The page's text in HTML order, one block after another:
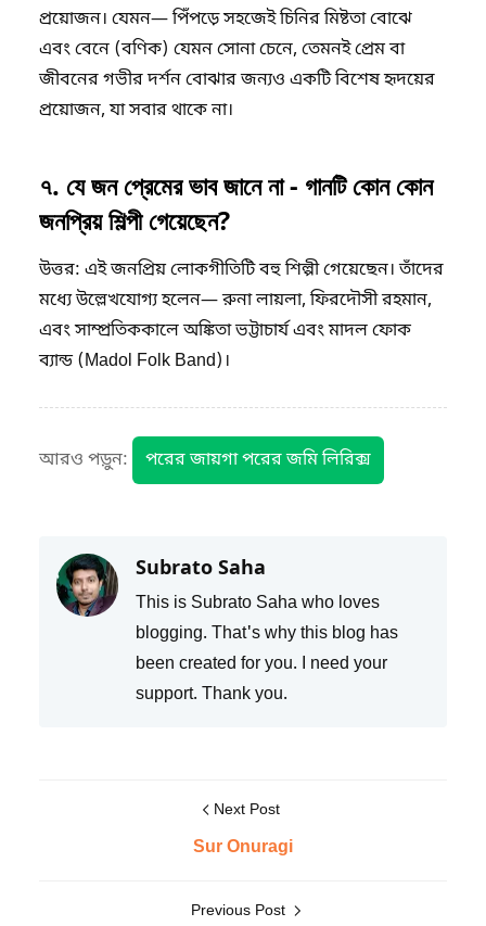
প্রয়োজন। যেমন— পিঁপড়ে সহজেই চিনির মিষ্টতা বোঝে
এবং বেনে (বণিক) যেমন সোনা চেনে, তেমনই প্রেম বা
জীবনের গভীর দর্শন বোঝার জন্যও একটি বিশেষ হৃদয়ের
প্রয়োজন, যা সবার থাকে না।
​৭. যে জন প্রেমের ভাব জানে না - গানটি কোন কোন
জনপ্রিয় শিল্পী গেয়েছেন?
​উত্তর: এই জনপ্রিয় লোকগীতিটি বহু শিল্পী গেয়েছেন। তাঁদের
মধ্যে উল্লেখযোগ্য হলেন— রুনা লায়লা, ফিরদৌসী রহমান,
এবং সাম্প্রতিককালে অঙ্কিতা ভট্টাচার্য এবং মাদল ফোক
ব্যান্ড (Madol Folk Band)।
আরও পড়ুন: পরের জায়গা পরের জমি লিরিক্স
Subrato Saha
This is Subrato Saha who loves
blogging. That's why this blog has
been created for you. I need your
support. Thank you.
Next Post
Sur Onuragi
Previous Post